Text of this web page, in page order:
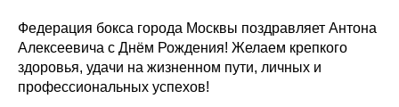
Федерация бокса города Москвы поздравляет Антона
Алексеевича с Днём Рождения! Желаем крепкого
здоровья, удачи на жизненном пути, личных и
профессиональных успехов!